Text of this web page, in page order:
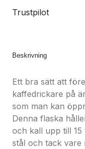
Trustpilot
Beskrivning
Ett bra sätt att
kaffedrickare på
som man kan
Denna flaska
och kall upp till 15
stål och tack vare